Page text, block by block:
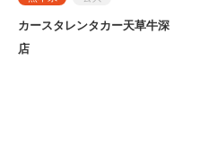
カースタレンタカー天草牛深
店